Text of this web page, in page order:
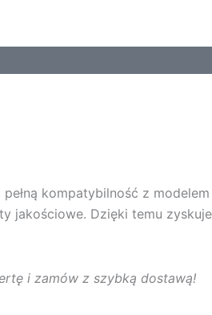
pełną kompatybilność z
jakościowe. Dzięki temu
i zamów z szybką dostawą!